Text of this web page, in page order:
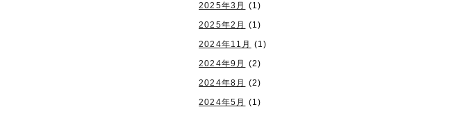
2025年3月
(1)
2025年2月
(1)
2024年11月
(1)
2024年9月
(2)
2024年8月
(2)
2024年5月
(1)